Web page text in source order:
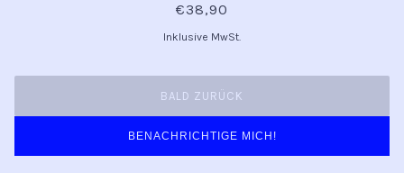
€38,90
Inklusive MwSt.
BALD ZURÜCK
BENACHRICHTIGE MICH!